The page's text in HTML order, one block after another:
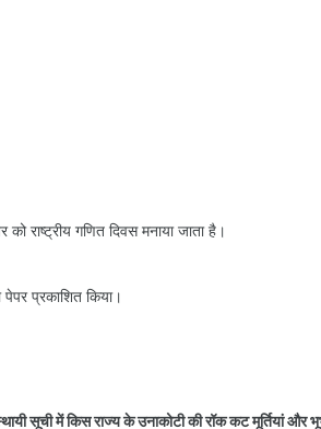
राष्ट्रीय गणित दिवस मनाया जाता है।
प्रकाशित किया।
सूची में किस राज्य के उनाकोटी की रॉक कट मूर्तियां और